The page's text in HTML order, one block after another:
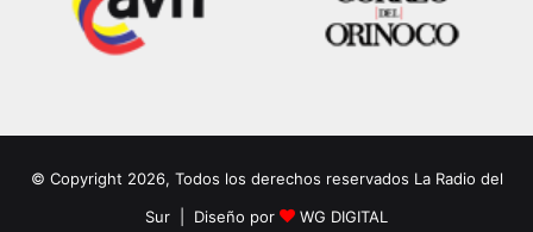
© Copyright 2026, Todos los derechos reservados La Radio del
Sur | Diseño por
WG DIGITAL